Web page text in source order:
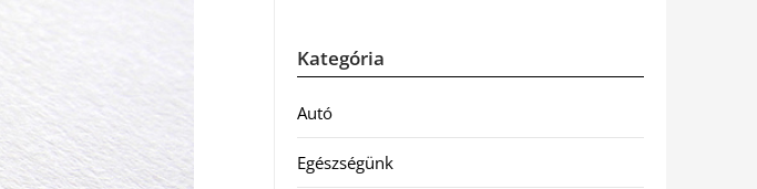
Kategória
Autó
Egészségünk